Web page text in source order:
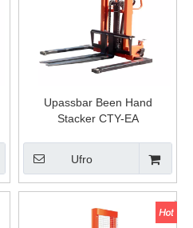
Upassbar Been Hand
Stacker CTY-EA
Ufro